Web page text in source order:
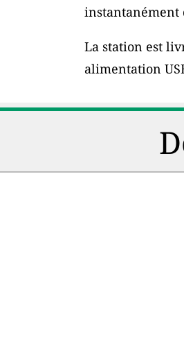
instantanément
La station est
alimentation